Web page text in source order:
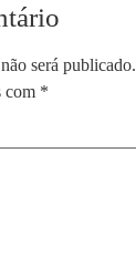
será publicado.
com *